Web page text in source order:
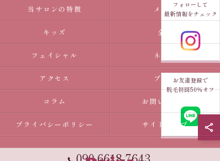
フォローして
最新情報をチェック
お友達登録で
脱毛初回50％オフ
当サロンの特徴 メンズ
キッズ 全身
フェイシャル ネイル
アクセス ブログ
コラム お問い合わせ
プライバシーポリシー サイトマップ